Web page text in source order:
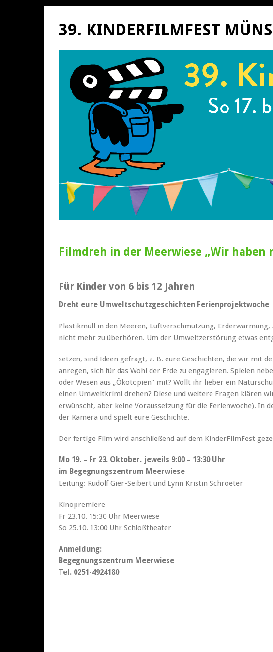
39. KINDERFILMFEST
Filmdreh in der Meerwiese „Wir haben
Für Kinder von 6 bis 12 Jahren
Dreht eure Umweltschutzgeschichten Ferienprojektwoche
Plastikmüll in den Meeren, Luftverschmutzung,
nicht mehr zu überhören. Um der Umweltzerstörung etwas
setzen, sind Ideen gefragt, z. B. eure Geschichten, die wir mit
anregen, sich für das Wohl der Erde zu engagieren. Spielen
oder Wesen aus „Ökotopien“ mit? Wollt ihr lieber ein
einen Umweltkrimi drehen? Diese und weitere Fragen klären
erwünscht, aber keine Voraussetzung für die Ferienwoche). In
der Kamera und spielt eure Geschichte.
Der fertige Film wird anschließend auf dem KinderFilmFest
Mo 19. – Fr 23. Oktober. jeweils 9:00 – 13:30 Uhr
im Begegnungszentrum Meerwiese
Leitung: Rudolf Gier-Seibert und Lynn Kristin Schroeter
Kinopremiere:
Fr 23.10. 15:30 Uhr Meerwiese
So 25.10. 13:00 Uhr Schloßtheater
Anmeldung:
Begegnungszentrum Meerwiese
Tel. 0251-4924180